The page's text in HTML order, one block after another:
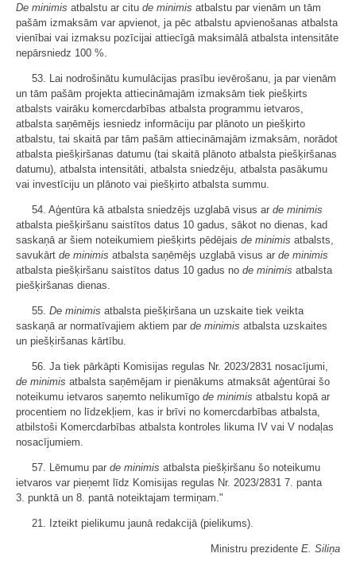
De minimis atbalstu ar citu de minimis atbalstu par vienām un tām
pašām izmaksām var apvienot, ja pēc atbalstu apvienošanas atbalsta
vienībai vai izmaksu pozīcijai attiecīgā maksimālā atbalsta intensitāte
nepārsniedz 100 %.
53. Lai nodrošinātu kumulācijas prasību ievērošanu, ja par vienām
un tām pašām projekta attiecināmajām izmaksām tiek piešķirts
atbalsts vairāku komercdarbības atbalsta programmu ietvaros,
atbalsta saņēmējs iesniedz informāciju par plānoto un piešķirto
atbalstu, tai skaitā par tām pašām attiecināmajām izmaksām, norādot
atbalsta piešķiršanas datumu (tai skaitā plānoto atbalsta piešķiršanas
datumu), atbalsta intensitāti, atbalsta sniedzēju, atbalsta pasākumu
vai investīciju un plānoto vai piešķirto atbalsta summu.
54. Aģentūra kā atbalsta sniedzējs uzglabā visus ar de minimis
atbalsta piešķiršanu saistītos datus 10 gadus, sākot no dienas, kad
saskaņā ar šiem noteikumiem piešķirts pēdējais de minimis atbalsts,
savukārt de minimis atbalsta saņēmējs uzglabā visus ar de minimis
atbalsta piešķiršanu saistītos datus 10 gadus no de minimis atbalsta
piešķiršanas dienas.
55. De minimis atbalsta piešķiršana un uzskaite tiek veikta
saskaņā ar normatīvajiem aktiem par de minimis atbalsta uzskaites
un piešķiršanas kārtību.
56. Ja tiek pārkāpti Komisijas regulas Nr. 2023/2831 nosacījumi,
de minimis atbalsta saņēmējam ir pienākums atmaksāt aģentūrai šo
noteikumu ietvaros saņemto nelikumīgo de minimis atbalstu kopā ar
procentiem no līdzekļiem, kas ir brīvi no komercdarbības atbalsta,
atbilstoši Komercdarbības atbalsta kontroles likuma IV vai V nodaļas
nosacījumiem.
57. Lēmumu par de minimis atbalsta piešķiršanu šo noteikumu
ietvaros var pieņemt līdz Komisijas regulas Nr. 2023/2831 7. panta
3. punktā un 8. pantā noteiktajam termiņam."
21. Izteikt pielikumu jaunā redakcijā (pielikums).
Ministru prezidente E. Siliņa